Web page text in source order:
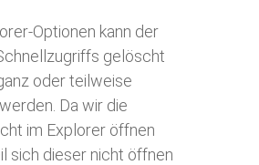
Optionen kann der
gelöscht
oder teilweise
Da wir die
im Explorer öffnen
sich dieser nicht öffnen